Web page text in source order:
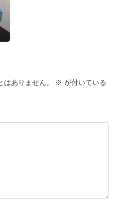
ありません。 ※ が付いている